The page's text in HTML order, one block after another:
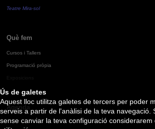
Ús de galetes
Aquest lloc utilitza galetes de tercers per poder
serveis a partir de l'anàlisi de la teva navegació.
sense canviar la teva configuració
Teatre Mira-sol
Què fem
Cursos i Tallers
Programació pròpia
Agenda